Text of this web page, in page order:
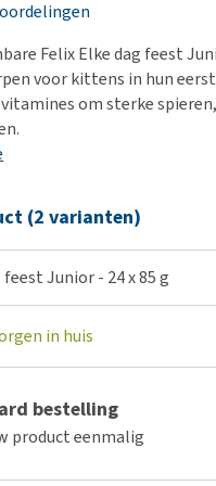
en conditie
pezen en botten
Felix Elke dag feest
voor kittens in hun
om sterke
(2 varianten)
Junior - 24 x 85 g
in huis
bestelling
product eenmalig